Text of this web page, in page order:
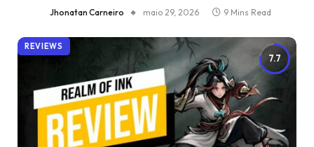
Jhonatan Carneiro maio 29, 2026 9 Mins Read
7.7
REVIEWS